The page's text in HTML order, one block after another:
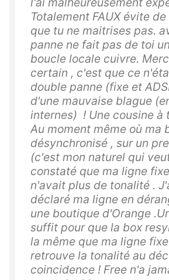
Totalement FAUX évite
que tu ne maitrises pas.
panne ne fait pas de toi
boucle locale cuivre.
certain , c'est que ce
double panne (fixe et
d'une mauvaise blague
internes) ! Une cousine à
Au moment même où ma
désynchronisé , sur un
(c'est mon naturel qui
constaté que ma ligne
n'avait plus de tonalité .
déclaré ma ligne en
une boutique d'Orange
suffit pour que la box
la même que ma ligne
retrouve la tonalité au
coincidence ! Free n'a